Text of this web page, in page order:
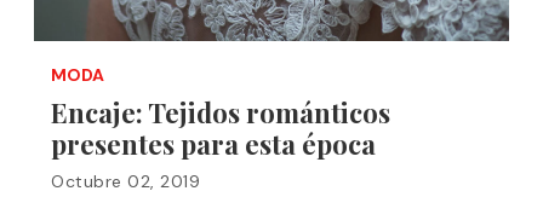
MODA
Encaje: Tejidos románticos
presentes para esta época
Octubre 02, 2019